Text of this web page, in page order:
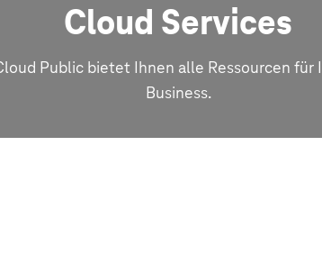
Cloud Services
Public bietet Ihnen alle Ressourcen für
Business.